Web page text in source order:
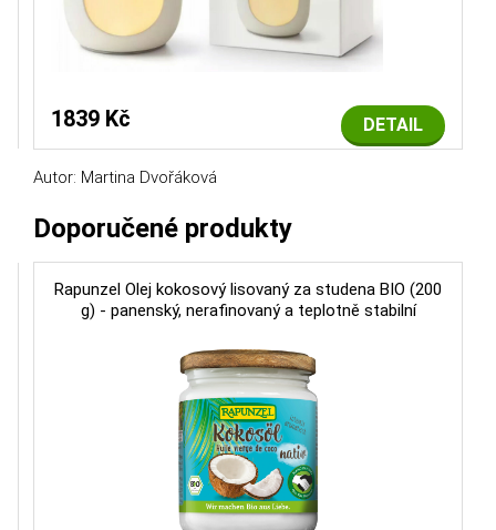
DETAIL
1839 Kč
Autor: Martina Dvořáková
Doporučené produkty
Rapunzel Olej kokosový lisovaný za studena BIO (200
g) - panenský, nerafinovaný a teplotně stabilní